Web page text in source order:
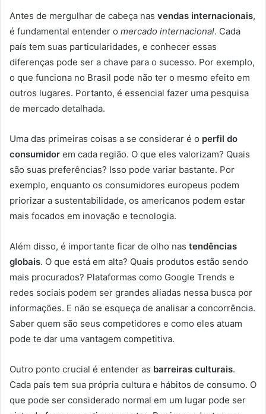
Antes de mergulhar de cabeça nas vendas internacionais,
é fundamental entender o mercado internacional. Cada
país tem suas particularidades, e conhecer essas
diferenças pode ser a chave para o sucesso. Por exemplo,
o que funciona no Brasil pode não ter o mesmo efeito em
outros lugares. Portanto, é essencial fazer uma pesquisa
de mercado detalhada.
Uma das primeiras coisas a se considerar é o perfil do
consumidor em cada região. O que eles valorizam? Quais
são suas preferências? Isso pode variar bastante. Por
exemplo, enquanto os consumidores europeus podem
priorizar a sustentabilidade, os americanos podem estar
mais focados em inovação e tecnologia.
Além disso, é importante ficar de olho nas tendências
globais. O que está em alta? Quais produtos estão sendo
mais procurados? Plataformas como Google Trends e
redes sociais podem ser grandes aliadas nessa busca por
informações. E não se esqueça de analisar a concorrência.
Saber quem são seus competidores e como eles atuam
pode te dar uma vantagem competitiva.
Outro ponto crucial é entender as barreiras culturais.
Cada país tem sua própria cultura e hábitos de consumo. O
que pode ser considerado normal em um lugar pode ser